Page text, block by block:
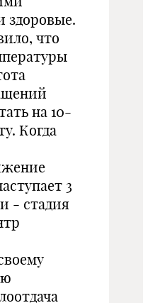
здоровые.
что
на 10-
Когда
3
- стадия